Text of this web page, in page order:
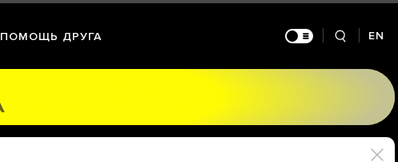
ПОМОЩЬ ДРУГА EN